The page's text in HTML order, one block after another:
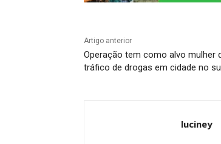
Artigo anterior
Operação tem como alvo mulher
tráfico de drogas em cidade no
luciney